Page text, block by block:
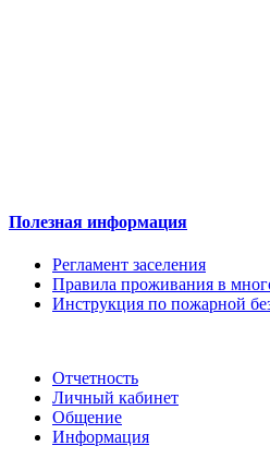
Полезная информация
Регламент заселения
Правила проживания в
Инструкция по пожарной
Отчетность
Личный кабинет
Общение
Информация